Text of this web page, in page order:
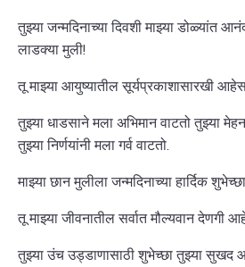
तुझ्या जन्मदिनाच्या दिवशी माझ्या डोळ्यांत
लाडक्या मुली!
तू माझ्या आयुष्यातील सूर्यप्रकाशासारखी
तुझ्या धाडसाने मला अभिमान वाटतो तुझ्या
तुझ्या निर्णयांनी मला गर्व वाटतो.
माझ्या छान मुलीला जन्मदिनाच्या हार्दिक
तू माझ्या जीवनातील सर्वात मौल्यवान देणगी
तुझ्या उंच उड्डाणासाठी शुभेच्छा तुझ्या सुखद